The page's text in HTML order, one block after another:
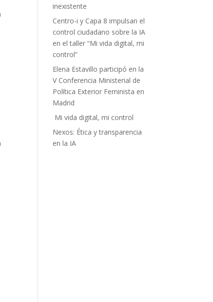
inexistente
Centro-i y Capa 8 impulsan el
control ciudadano sobre la IA
en el taller “Mi vida digital, mi
control”
Elena Estavillo participó en la
V Conferencia Ministerial de
Política Exterior Feminista en
Madrid
Mi vida digital, mi control
Nexos: Ética y transparencia
en la IA